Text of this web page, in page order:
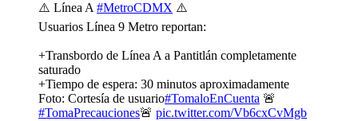
⚠️ Línea A #MetroCDMX ⚠️
Usuarios Línea 9 Metro reportan:
+Transbordo de Línea A a Pantitlán completamente
saturado
+Tiempo de espera: 30 minutos aproximadamente
Foto: Cortesía de usuario#TomaloEnCuenta 🚨
#TomaPrecauciones🚨 pic.twitter.com/Vb6cxCvMgb